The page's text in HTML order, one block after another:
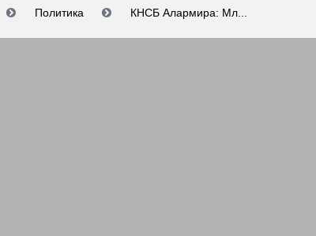
Политика КНСБ Алармира: Мл...